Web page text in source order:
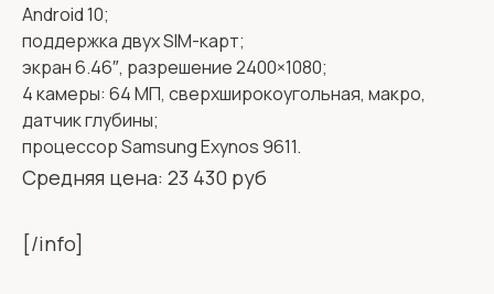
Android 10;
поддержка двух SIM-карт;
экран 6.46″, разрешение 2400×1080;
4 камеры: 64 МП, сверхширокоугольная, макро,
датчик глубины;
процессор Samsung Exynos 9611.
Средняя цена: 23 430 руб
[/info]